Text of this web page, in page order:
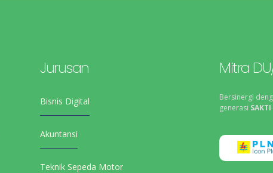
Jurusan
Bisnis Digital
Akuntansi
Teknik Sepeda Motor
Mitra
Bersinergi
generasi SAKTI